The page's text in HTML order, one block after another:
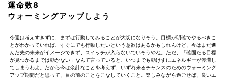
運命数8
ウォーミングアップしよう
今週は考えすぎずに、まずは行動してみることが大切になりそう。目標が明確でやるべきこ
とがわかっていれば、すぐにでも行動したいという意欲はあるかもしれんけど、今はまだ進
んだ先の未来がイメージできず、スイッチが入らないでいそうやね。ただ、「確固たる目標
が見つかるまでは動かない」なんて言っていると、いつまでも動けずにエネルギーが停滞し
てしまうわよ。だから今は余計なことを考えず、いずれ来るチャンスのためのウォーミング
アップ期間だと思って、目の前のことをこなしていくこと。楽しみながら過ごせば、良いエ